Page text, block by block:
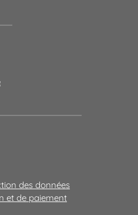
des données
et de paiement